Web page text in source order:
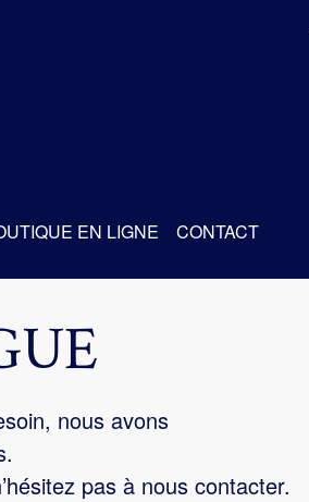
EN LIGNE CONTACT
nous avons
pas à nous contacter.